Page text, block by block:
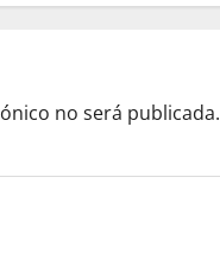
no será publicada.